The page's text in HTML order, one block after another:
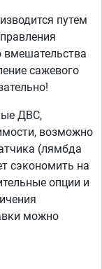
путем
вмешательства
сажевого
ДВС,
возможно
(лямбда
сэкономить на
опции и
можно